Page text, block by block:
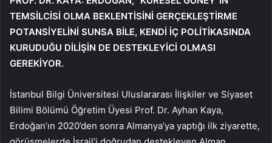
TEMSİLCİSİ OLMA BEKLENTİSİNİ GERÇEKLEŞTİRME
POTANSİYELİNİ SUNSA BİLE, KENDİ İÇ POLİTİKASINDA
KURUDUĞU DİLİŞİN DE DESTEKLEYİCİ OLMASI
GEREKİYOR.
İstanbul Bilgi Üniversitesi Uluslararası İlişkiler ve Siyaset
Bilimi Bölümü Öğretim Üyesi Prof. Dr. Ayhan Kaya,
Erdoğan’ın 2020’den sonra Almanya’ya yaptığı ilk ziyarette,